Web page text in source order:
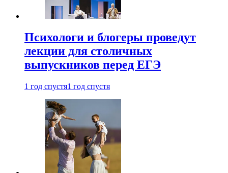
Психологи и блогеры проведут
лекции для столичных
выпускников перед ЕГЭ
1 год спустя1 год спустя